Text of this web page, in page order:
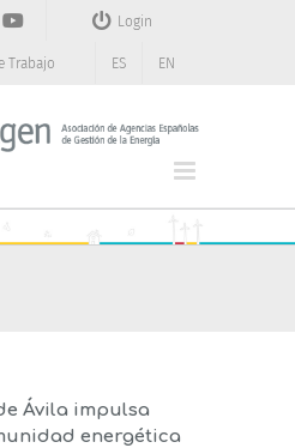
Login
Trabajo ES EN
Ávila impulsa
energética